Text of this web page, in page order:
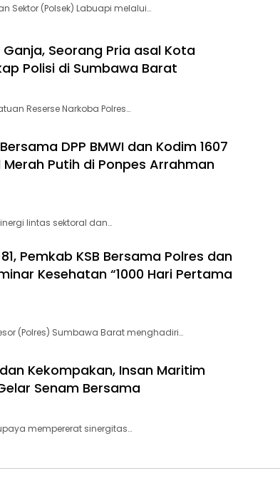
Sektor (Polsek) Labuapi melalui…
Seorang Pria asal Kota
Polisi di Sumbawa Barat
Reserse Narkoba Polres…
DPP BMWI dan Kodim 1607
Putih di Ponpes Arrahman
lintas sektoral dan…
Pemkab KSB Bersama Polres dan
Kesehatan “1000 Hari Pertama
(Polres) Sumbawa Barat menghadiri…
Kekompakan, Insan Maritim
Senam Bersama
mempererat sinergitas…